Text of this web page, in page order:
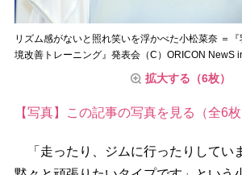
リズム感がないと照れ笑いを浮かべた小松菜奈 ＝
境改善トレーニング』発表会（C）ORICON NewS
拡大する（6枚）
【写真】この記事の写真を見る（全6枚
「走ったり、ジムに行ったりしてい